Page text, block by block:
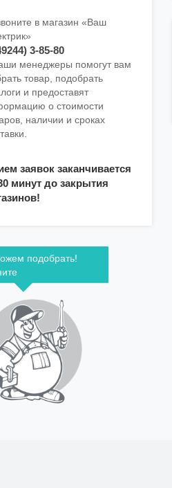
в магазин «Ваш
3-85-80
менеджеры помогут вам
товар, подобрать
и предоставят
о стоимости
наличии и сроках
заявок заканчивается
минут до закрытия
подобрать!